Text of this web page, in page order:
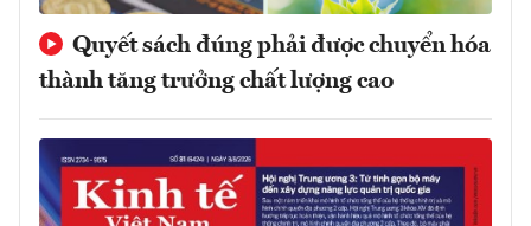
Quyết sách đúng phải được chuyển hóa
thành tăng trưởng chất lượng cao